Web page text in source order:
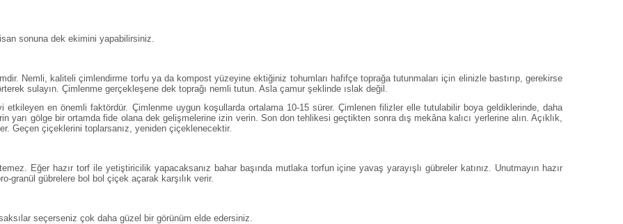
sonuna dek ekimini yapabilirsiniz.
Nemli, kaliteli çimlendirme torfu ya da kompost yüzeyine ektiğiniz tohumları hafifçe toprağa tutunmaları için elinizle bastırıp, gerekirse
sulayın. Çimlenme gerçekleşene dek toprağı nemli tutun. Asla çamur şeklinde ıslak değil.
etkileyen en önemli faktördür. Çimlenme uygun koşullarda ortalama 10-15 sürer. Çimlenen filizler elle tutulabilir boya geldiklerinde, daha
yarı gölge bir ortamda fide olana dek gelişmelerine izin verin. Son don tehlikesi geçtikten sonra dış mekâna kalıcı yerlerine alın. Açıklık,
Geçen çiçeklerini toplarsanız, yeniden çiçeklenecektir.
Eğer hazır torf ile yetiştiricilik yapacaksanız bahar başında mutlaka torfun içine yavaş yarayışlı gübreler katınız. Unutmayın hazır
granül gübrelere bol bol çiçek açarak karşılık verir.
seçerseniz çok daha güzel bir görünüm elde edersiniz.